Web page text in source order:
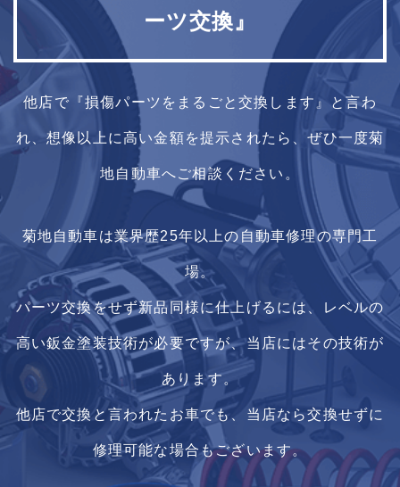
ーツ交換』
他店で『損傷パーツをまるごと交換します』と言わ
れ、想像以上に高い金額を提示されたら、ぜひ一度菊
地自動車へご相談ください。
菊地自動車は業界歴25年以上の自動車修理の専門工
場。
パーツ交換をせず新品同様に仕上げるには、レベルの
高い鈑金塗装技術が必要ですが、当店にはその技術が
あります。
他店で交換と言われたお車でも、当店なら交換せずに
修理可能な場合もございます。